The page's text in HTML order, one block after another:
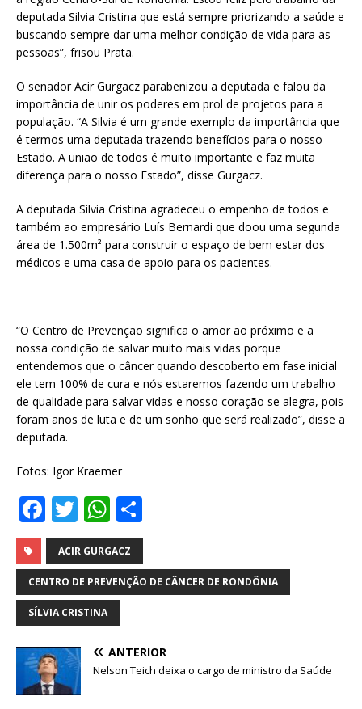
deputada Silvia Cristina que está sempre priorizando a saúde e
buscando sempre dar uma melhor condição de vida para as
pessoas”, frisou Prata.
O senador Acir Gurgacz parabenizou a deputada e falou da
importância de unir os poderes em prol de projetos para a
população. “A Silvia é um grande exemplo da importância que
é termos uma deputada trazendo benefícios para o nosso
Estado. A união de todos é muito importante e faz muita
diferença para o nosso Estado”, disse Gurgacz.
A deputada Silvia Cristina agradeceu o empenho de todos e
também ao empresário Luís Bernardi que doou uma segunda
área de 1.500m² para construir o espaço de bem estar dos
médicos e uma casa de apoio para os pacientes.
“O Centro de Prevenção significa o amor ao próximo e a
nossa condição de salvar muito mais vidas porque
entendemos que o câncer quando descoberto em fase inicial
ele tem 100% de cura e nós estaremos fazendo um trabalho
de qualidade para salvar vidas e nosso coração se alegra, pois
foram anos de luta e de um sonho que será realizado”, disse a
deputada.
Fotos: Igor Kraemer
F
a
c
e
b
o
o
k
T
w
it
te
r
W
h
at
s
p
h
ar
e
ACIR GURGACZ
CENTRO DE PREVENÇÃO DE CÂNCER DE RONDÔNIA
SÍLVIA CRISTINA
ANTERIOR
Nelson Teich deixa o cargo de ministro da Saúde